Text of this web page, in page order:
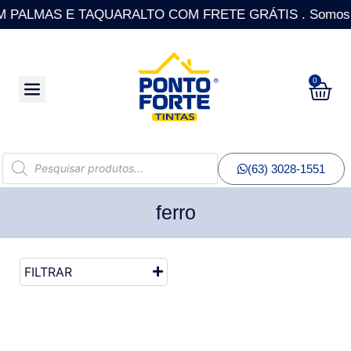
PALMAS E TAQUARALTO COM FRETE GRÁTIS .
0
(63) 3028-1551
ferro
FILTRAR